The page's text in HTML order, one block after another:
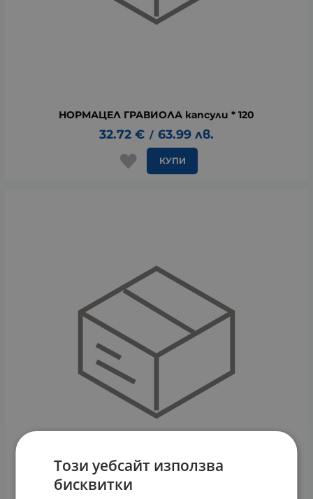
НОРМАЦЕЛ ГРАВИОЛА капсули * 120
32.72 € / 63.99 лв.
КУПИ
Този уебсайт използва
бисквитки